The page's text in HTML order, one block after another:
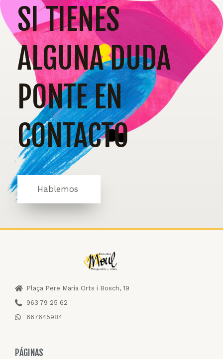
SI TIENES
ALGUNA DUDA
PONTE EN
CONTACTO
Hablemos
Plaça Pere Maria Orts i Bosch, 19
963 79 25 62
667645984
PÁGINAS